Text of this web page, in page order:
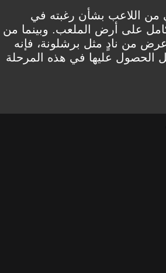
من اللاعب بشأن رغبته في
على أرض الملعب. وبينما من
من نادٍ مثل برشلونة، فإنه
الحصول عليها في هذه المرحلة